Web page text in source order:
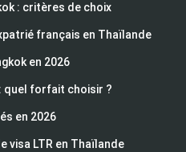
: critères de choix
français en Thaïlande
en 2026
quel forfait choisir ?
en 2026
visa LTR en Thaïlande